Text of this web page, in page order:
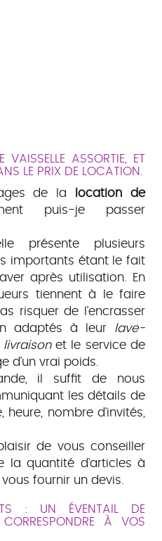
ASSORTIE, ET
LE PRIX DE LOCATION.
de la
location de
puis-je passer
présente plusieurs
importants étant le fait
après utilisation. En
tiennent à le faire
risquer de l’encrasser
adaptés à leur lave-
livraisonet le service de
d'un vrai poids.
il suffit de nous
les détails de
nombre d'invités,
de vous conseiller
la quantité d'articles à
fournir un devis.
: UN ÉVENTAIL DE
À VOS